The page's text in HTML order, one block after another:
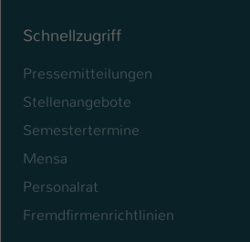
Schnellzugriff
Pressemitteilungen
Stellenangebote
Semestertermine
Mensa
Personalrat
Fremdfirmenrichtlinien